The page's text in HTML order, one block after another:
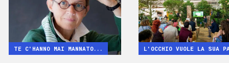
TE C'HANNO MAI MANNATO... L'OCCHIO VUOLE LA SUA